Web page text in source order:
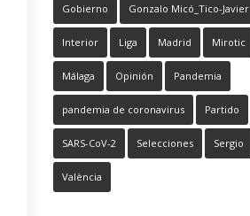
Gobierno Gonzalo Micó_Tico-Javier
Interior Liga Madrid Mirotic
Málaga Opinión Pandemia
pandemia de coronavirus Partido
SARS-CoV-2 Selecciones Sergio
València